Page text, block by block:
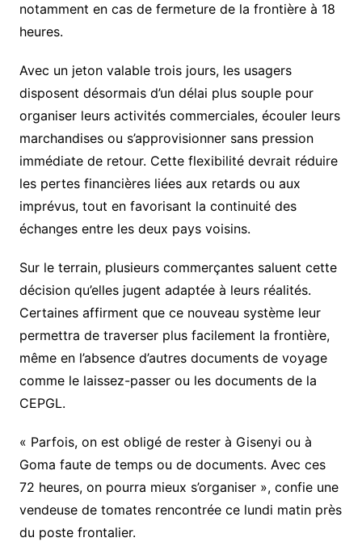
notamment en cas de fermeture de la frontière à 18
heures.
Avec un jeton valable trois jours, les usagers
disposent désormais d’un délai plus souple pour
organiser leurs activités commerciales, écouler leurs
marchandises ou s’approvisionner sans pression
immédiate de retour. Cette flexibilité devrait réduire
les pertes financières liées aux retards ou aux
imprévus, tout en favorisant la continuité des
échanges entre les deux pays voisins.
Sur le terrain, plusieurs commerçantes saluent cette
décision qu’elles jugent adaptée à leurs réalités.
Certaines affirment que ce nouveau système leur
permettra de traverser plus facilement la frontière,
même en l’absence d’autres documents de voyage
comme le laissez-passer ou les documents de la
CEPGL.
« Parfois, on est obligé de rester à Gisenyi ou à
Goma faute de temps ou de documents. Avec ces
72 heures, on pourra mieux s’organiser », confie une
vendeuse de tomates rencontrée ce lundi matin près
du poste frontalier.